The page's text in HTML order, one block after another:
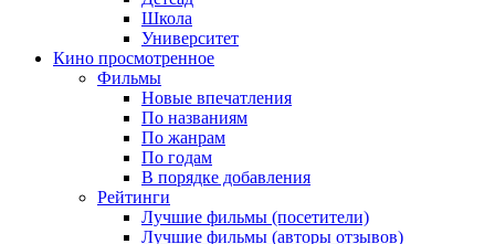
Школа
Университет
Кино просмотренное
Фильмы
Новые впечатления
По названиям
По жанрам
По годам
В порядке добавления
Рейтинги
Лучшие фильмы (посетители)
Лучшие фильмы (авторы отзывов)